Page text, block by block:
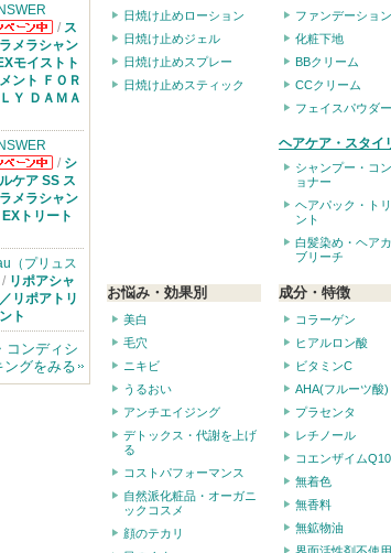
日焼け止めローション
日焼け止めジェル
日焼け止めスプレー
日焼け止めスティック
ファンデーション
化粧下地
BBクリーム
CCクリーム
フェイスパウダー
ヘアケア・スタイ
シャンプー・コ
ョナー
ヘアパック・ト
ント
白髪染め・ヘア
ブリーチ
お悩み・効果別
美白
毛穴
ニキビ
うるおい
アンチエイジング
デトックス・代謝を上げ
る
コストパフォーマンス
自然派化粧品・オーガニ
ックコスメ
顔のテカリ
成分・特徴
コラーゲン
ヒアルロン酸
ビタミンC
AHA(フルーツ酸)
プラセンタ
レチノール
コエンザイムQ10
無着色
無香料
無鉱物油
界面活性剤不使用
知らせ
す
/ ス
メラシャン
モイストト
ント ＦＯＲ
Ｙ ＤＡＭＡ
知らせ
す
/ シ
ケア SS ス
メラシャン
トリート
（プリュス
/ リポアシャ
リポアトリ
ト
コンディシ
ングをみる